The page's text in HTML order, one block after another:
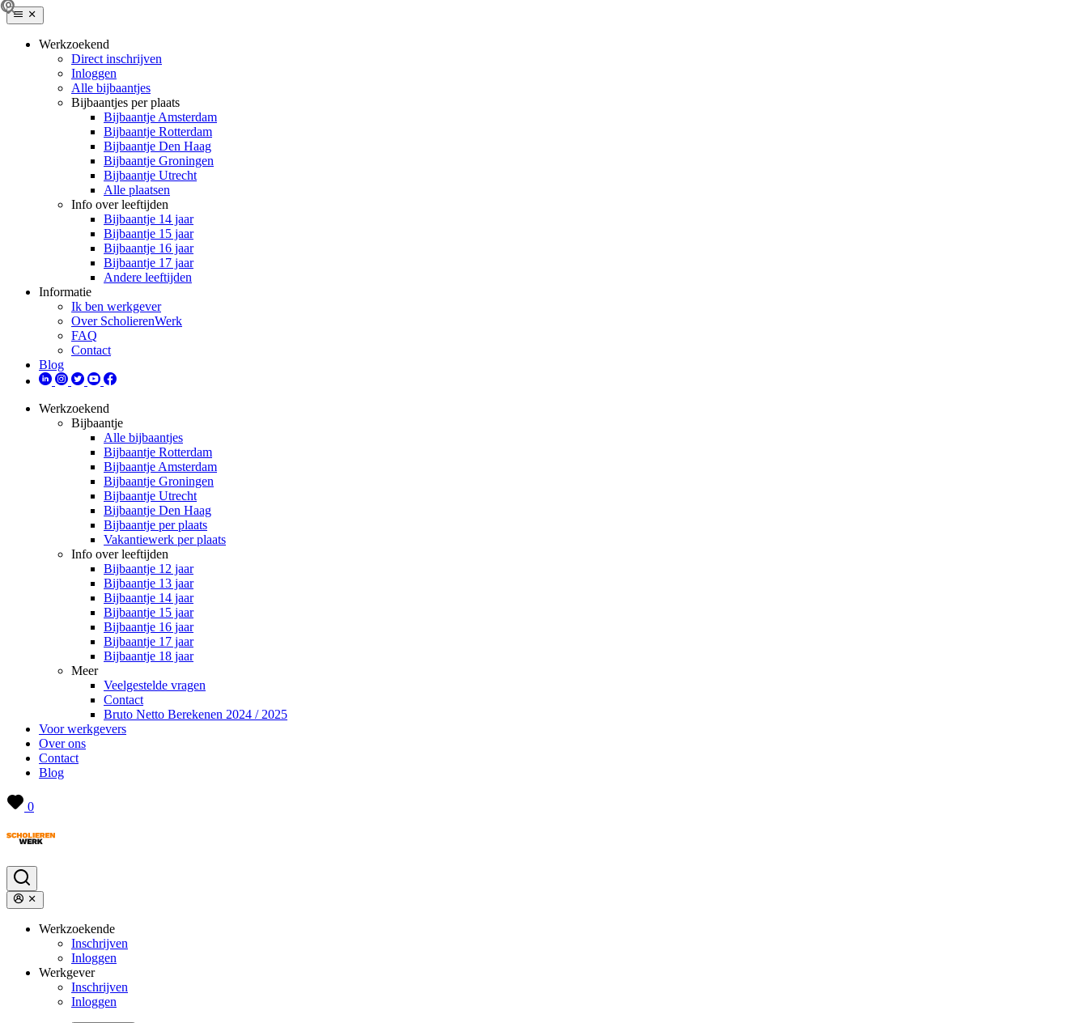
Werkzoekend
Direct inschrijven
Inloggen
Alle bijbaantjes
Bijbaantjes per plaats
Bijbaantje Amsterdam
Bijbaantje Rotterdam
Bijbaantje Den Haag
Bijbaantje Groningen
Bijbaantje Utrecht
Alle plaatsen
Info over leeftijden
Bijbaantje 14 jaar
Bijbaantje 15 jaar
Bijbaantje 16 jaar
Bijbaantje 17 jaar
Andere leeftijden
Informatie
Ik ben werkgever
Over ScholierenWerk
FAQ
Contact
Blog
Werkzoekend
Bijbaantje
Alle bijbaantjes
Bijbaantje Rotterdam
Bijbaantje Amsterdam
Bijbaantje Groningen
Bijbaantje Utrecht
Bijbaantje Den Haag
Bijbaantje per plaats
Vakantiewerk per plaats
Info over leeftijden
Bijbaantje 12 jaar
Bijbaantje 13 jaar
Bijbaantje 14 jaar
Bijbaantje 15 jaar
Bijbaantje 16 jaar
Bijbaantje 17 jaar
Bijbaantje 18 jaar
Meer
Veelgestelde vragen
Contact
Bruto Netto Berekenen 2024 / 2025
Voor werkgevers
Over ons
Contact
Blog
0
Werkzoekende
Inschrijven
Inloggen
Werkgever
Inschrijven
Inloggen